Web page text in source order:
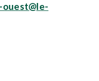
ouest@le-